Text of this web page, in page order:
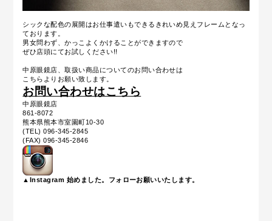
シックな配色の展開はお仕事遣いもできるきれいめ見えフレームとなっ
ております。
男女問わず、かっこよくかけることができますので
ぜひ店頭にてお試しください!!
中原眼鏡店、取扱い商品についてのお問い合わせは
こちらよりお願い致します。
お問い合わせはこちら
中原眼鏡店
861-8072
熊本県熊本市室園町10-30
(TEL) 096-345-2845
(FAX) 096-345-2846
▲Instagram 始めました。フォローお願いいたします。